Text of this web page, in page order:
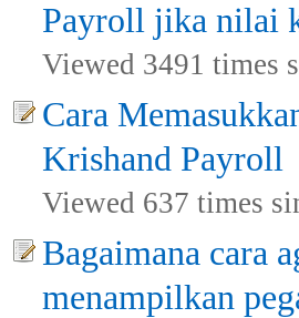
Payroll jika nilai
Viewed 3491 times
Cara
Krishand Payroll
Viewed 637 times
Bagaimana cara
menampilkan